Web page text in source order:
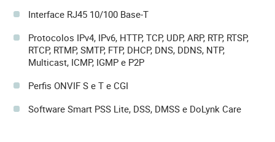
Interface RJ45 10/100 Base-T
Protocolos IPv4, IPv6, HTTP, TCP, UDP, ARP, RTP, RTSP,
RTCP, RTMP, SMTP, FTP, DHCP, DNS, DDNS, NTP,
Multicast, ICMP, IGMP e P2P
Perfis ONVIF S e T e CGI
Software Smart PSS Lite, DSS, DMSS e DoLynk Care